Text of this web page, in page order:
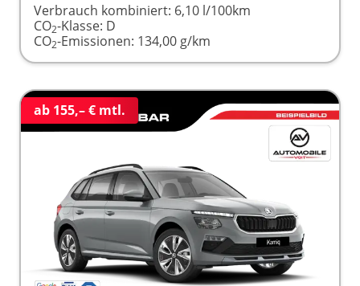
Verbrauch kombiniert: 6,10 l/100km
CO2-Klasse: D
CO2-Emissionen: 134,00 g/km
ab 155,– € mtl.